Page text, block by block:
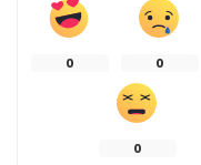
0 0
0